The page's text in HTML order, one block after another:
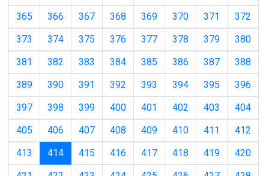
365
366 367 368 369 370 371
372
373
374 375 376 377 378 379
380
381
382 383 384 385 386 387
388
389
390 391 392 393 394 395
396
397
398 399 400 401 402 403
404
405
406 407 408 409 410 411
412
413
414(current)
415 416 417 418 419
420